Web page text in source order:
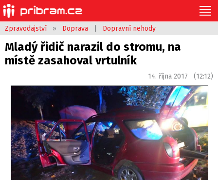
Zpravodajství » Doprava Dopravní nehody
Mladý řidič narazil do stromu, na
místě zasahoval vrtulník
14. října 2017 (12:12)